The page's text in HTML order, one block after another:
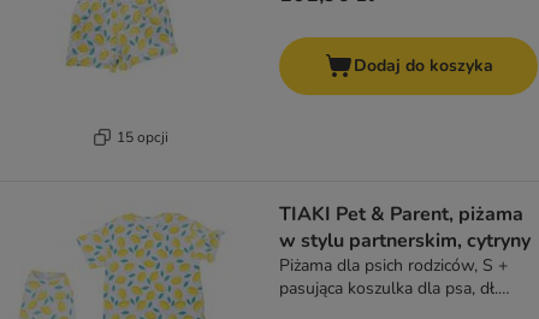
15 opcji
Dodaj do koszyka
TIAKI Pet & Parent, piżama
w stylu partnerskim, cytryny
Piżama dla psich rodziców, S +
pasująca koszulka dla psa, dł.